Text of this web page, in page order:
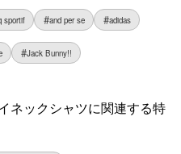
sportif and per se adidas
Jack Bunny!!
ネックシャツに関連する特